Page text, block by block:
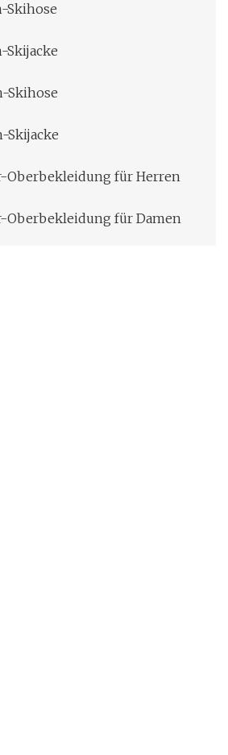
Skihose
Skijacke
Skihose
Skijacke
Oberbekleidung für Herren
Oberbekleidung für Damen